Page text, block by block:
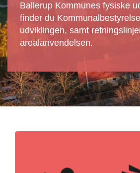
Ballerup Kommunes fysiske
finder du
udviklingen, samt
arealanvendelsen.